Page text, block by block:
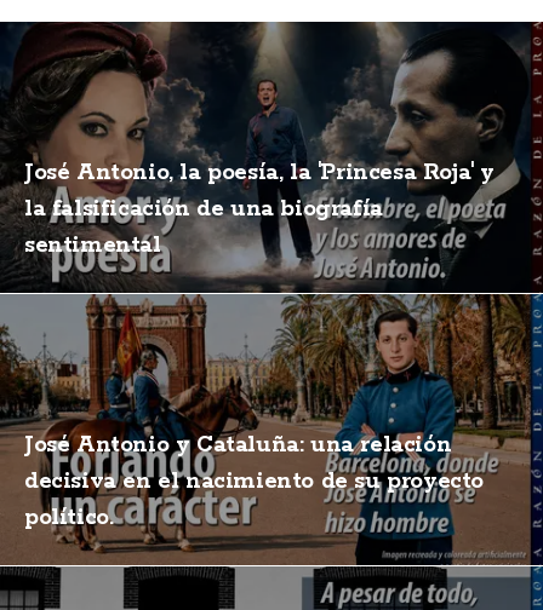
José Antonio, la poesía, la 'Princesa Roja' y
la falsificación de una biografía
sentimental
José Antonio y Cataluña: una relación
decisiva en el nacimiento de su proyecto
político.